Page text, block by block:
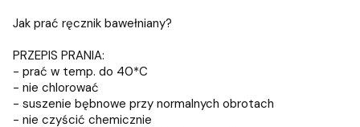
Jak prać ręcznik bawełniany?
PRZEPIS PRANIA:
- prać w temp. do 40*C
- nie chlorować
- suszenie bębnowe przy normalnych obrotach
- nie czyścić chemicznie